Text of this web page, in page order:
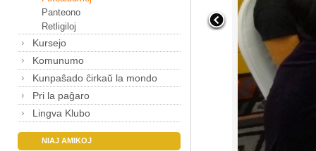
Panteono
Retligiloj
Kursejo
Komunumo
Kunpaŝado ĉirkaŭ la mondo
Pri la paĝaro
Lingva Klubo
NIAJ AMIKOJ